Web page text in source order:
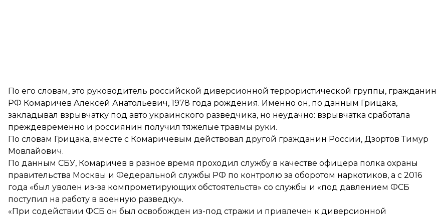
По его словам, это руководитель российской диверсионной террористической группы, гражданин
РФ Комаричев Алексей Анатольевич, 1978 года рождения. Именно он, по данным Грицака,
закладывал взрывчатку под авто украинского разведчика, но неудачно: взрывчатка сработала
преждевременно и россиянин получил тяжелые травмы руки.
По словам Грицака, вместе с Комаричевым действовал другой гражданин России, Дзортов Тимур
Мовлайович.
По данным СБУ, Комаричев в разное время проходил службу в качестве офицера полка охраны
правительства Москвы и Федеральной службы РФ по контролю за оборотом наркотиков, а с 2016
года «был уволен из-за компрометирующих обстоятельств» со службы и «под давлением ФСБ
поступил на работу в военную разведку».
«При содействии ФСБ он был освобожден из-под стражи и привлечен к диверсионной